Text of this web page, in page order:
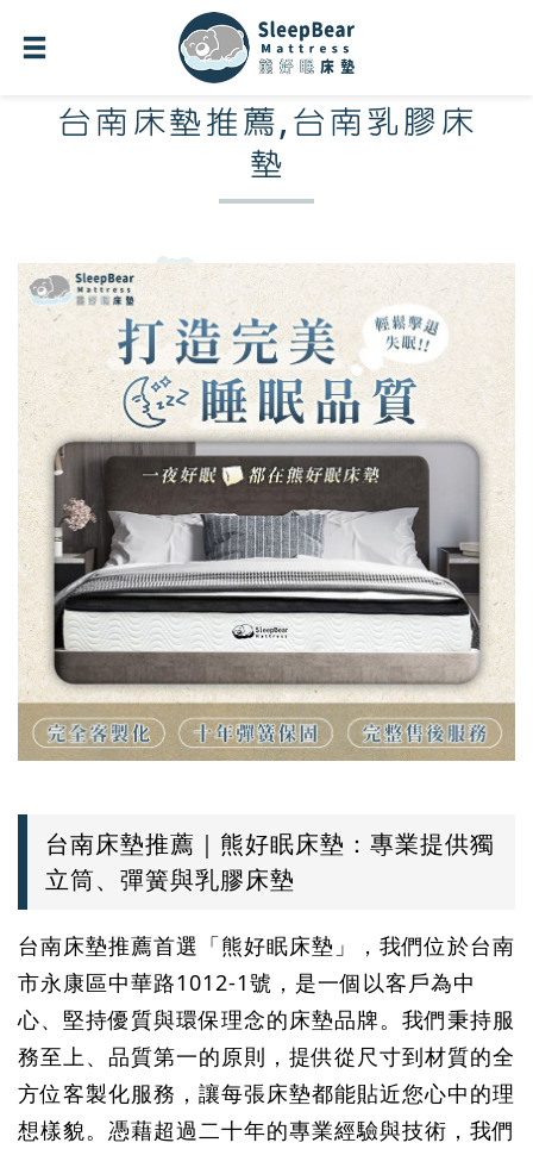
台南床墊推薦,台南乳膠床
墊
台南床墊推薦｜熊好眠床墊：專業提供獨
立筒、彈簧與乳膠床墊
台南床墊推薦首選「熊好眠床墊」，我們位於台南
市永康區中華路1012-1號，是一個以客戶為中
心、堅持優質與環保理念的床墊品牌。我們秉持服
務至上、品質第一的原則，提供從尺寸到材質的全
方位客製化服務，讓每張床墊都能貼近您心中的理
想樣貌。憑藉超過二十年的專業經驗與技術，我們